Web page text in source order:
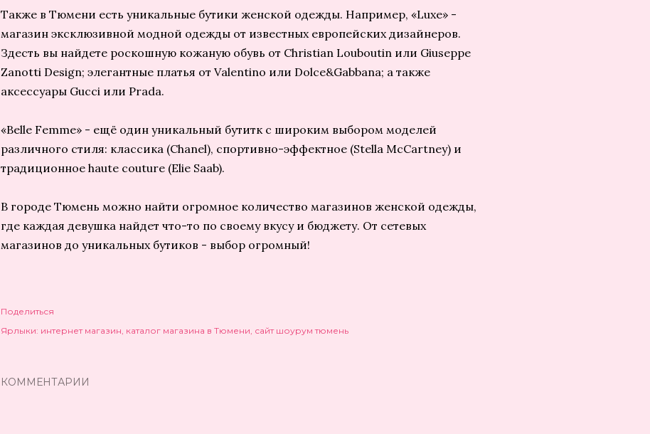
Также в Тюмени есть уникальные бутики женской одежды. Например, «Luxe» -
магазин эксклюзивной модной одежды от известных европейских дизайнеров.
Здесть вы найдете роскошную кожаную обувь от Christian Louboutin или Giuseppe
Zanotti Design; элегантные платья от Valentino или Dolce&Gabbana; а также
аксессуары Gucci или Prada.
«Belle Femme» - ещё один уникальный бутитк с широким выбором моделей
различного стиля: классика (Chanel), спортивно-эффектное (Stella McCartney) и
традиционное haute couture (Elie Saab).
В городе Тюмень можно найти огромное количество магазинов женской одежды,
где каждая девушка найдет что-то по своему вкусу и бюджету. От сетевых
магазинов до уникальных бутиков - выбор огромный!
Поделиться
Ярлыки: интернет магазин каталог магазина в Тюмени сайт шоурум тюмень
КОММЕНТАРИИ